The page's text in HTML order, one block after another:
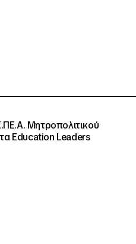
Μητροπολιτικού
Education Leaders